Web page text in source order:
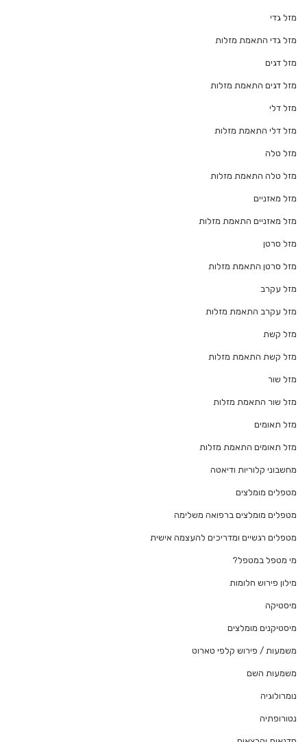
מזל גדי
מזל גדי התאמת מזלות
מזל דגים
מזל דגים התאמת מזלות
מזל דלי
מזל דלי התאמת מזלות
מזל טלה
מזל טלה התאמת מזלות
מזל מאזניים
מזל מאזניים התאמת מזלות
מזל סרטן
מזל סרטן התאמת מזלות
מזל עקרב
מזל עקרב התאמת מזלות
מזל קשת
מזל קשת התאמת מזלות
מזל שור
מזל שור התאמת מזלות
מזל תאומים
מזל תאומים התאמת מזלות
מחשבוני קלוריות ודיאטה
מטפלים מומלצים
מטפלים מומלצים ברפואה משלימה
מטפלים רגשיים ומדריכים להעצמה אישית
מי מטפל במטפל?
מילון פירוש חלומות
מיסטיקה
מיסטיקנים מומלצים
משמעות / פירוש קלפי טארוט
משמעות השם
נומרולוגיה
נטורופתיה